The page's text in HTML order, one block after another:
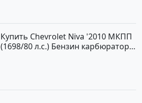
Купить Chevrolet Niva '2010 МКПП
(1698/80 л.с.) Бензин карбюратор